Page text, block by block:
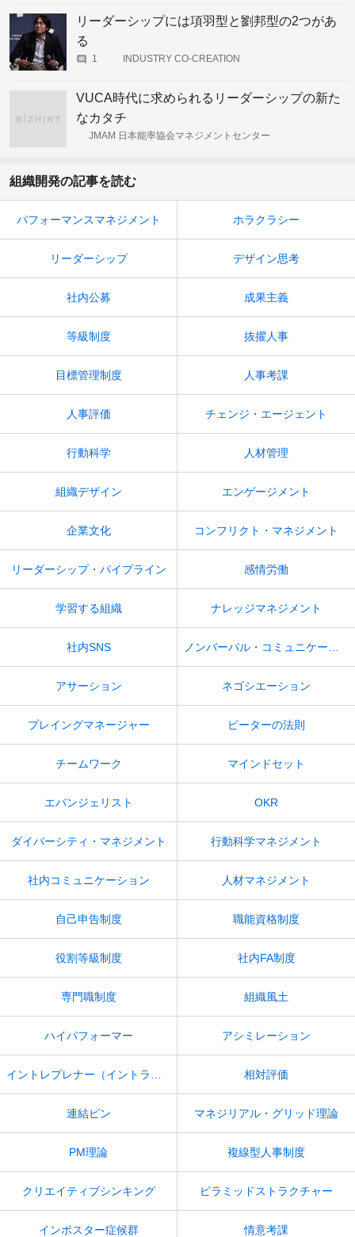
リーダーシップには項羽型と劉邦型の2つがあ
る
1 INDUSTRY CO-CREATION
VUCA時代に求められるリーダーシップの新た
なカタチ
JMAM 日本能率協会マネジメントセンター
組織開発の記事を読む
パフォーマンスマネジメント ホラクラシー
リーダーシップ デザイン思考
社内公募 成果主義
等級制度 抜擢人事
目標管理制度 人事考課
人事評価 チェンジ・エージェント
行動科学 人材管理
組織デザイン エンゲージメント
企業文化 コンフリクト・マネジメント
リーダーシップ・パイプライン 感情労働
学習する組織 ナレッジマネジメント
社内SNS
アサーション ネゴシエーション
プレイングマネージャー ピーターの法則
チームワーク マインドセット
エバンジェリスト OKR
ダイバーシティ・マネジメント 行動科学マネジメント
社内コミュニケーション 人材マネジメント
自己申告制度 職能資格制度
役割等級制度 社内FA制度
専門職制度 組織風土
ハイパフォーマー アシミレーション
相対評価
連結ピン マネジリアル・グリッド理論
PM理論 複線型人事制度
クリエイティブシンキング ピラミッドストラクチャー
インポスター症候群 情意考課